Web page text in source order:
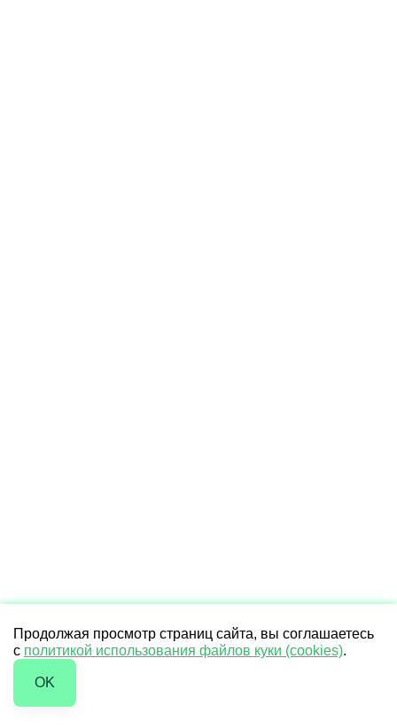
Продолжая просмотр страниц сайта, вы соглашаетесь
с политикой использования файлов куки (cookies).
OK